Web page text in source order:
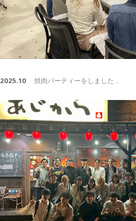
2025.10 焼肉パーティーをしました．